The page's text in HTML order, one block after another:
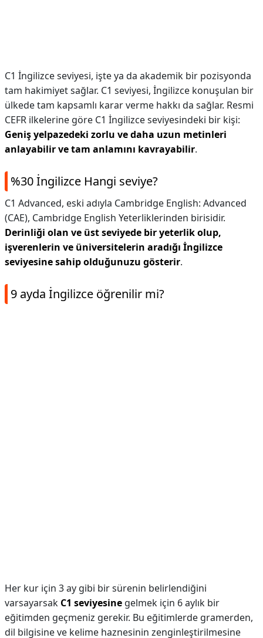
C1 İngilizce seviyesi, işte ya da akademik bir pozisyonda
tam hakimiyet sağlar. C1 seviyesi, İngilizce konuşulan bir
ülkede tam kapsamlı karar verme hakkı da sağlar. Resmi
CEFR ilkelerine göre C1 İngilizce seviyesindeki bir kişi:
Geniş yelpazedeki zorlu ve daha uzun metinleri
anlayabilir ve tam anlamını kavrayabilir.
%30 İngilizce Hangi seviye?
C1 Advanced, eski adıyla Cambridge English: Advanced
(CAE), Cambridge English Yeterliklerinden birisidir.
Derinliği olan ve üst seviyede bir yeterlik olup,
işverenlerin ve üniversitelerin aradığı İngilizce
seviyesine sahip olduğunuzu gösterir.
9 ayda İngilizce öğrenilir mi?
Her kur için 3 ay gibi bir sürenin belirlendiğini
varsayarsak C1 seviyesine gelmek için 6 aylık bir
eğitimden geçmeniz gerekir. Bu eğitimlerde gramerden,
dil bilgisine ve kelime haznesinin zenginleştirilmesine